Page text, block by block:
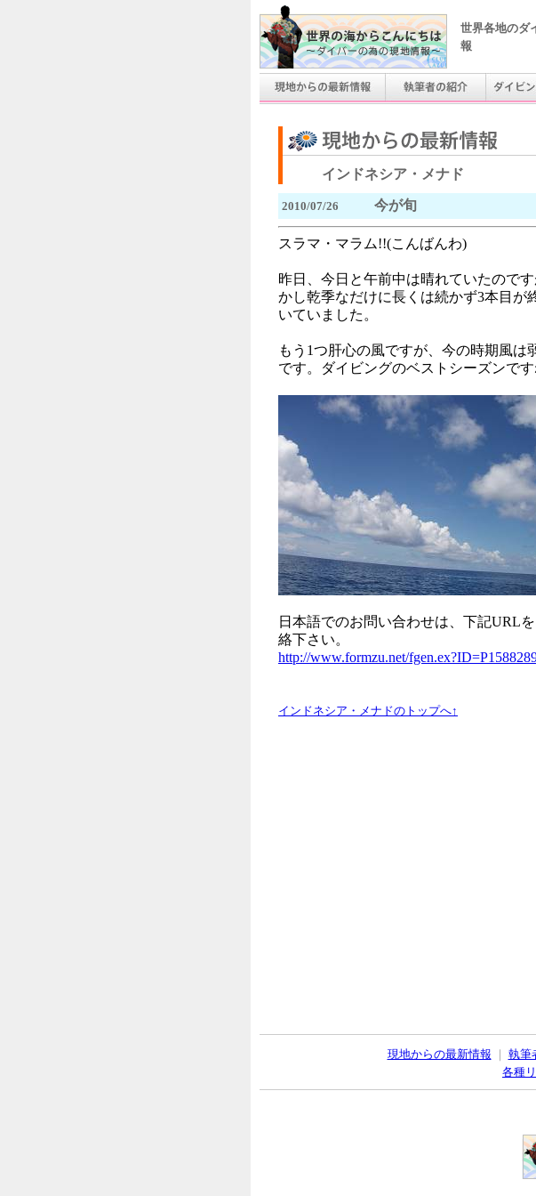
世界各地のダ
報
インドネシア・メナド
2010/07/26 今が旬
スラマ・マラム!!(こんばんわ)
昨日、今日と午前中は晴れていたので
かし乾季なだけに長くは続かず3本目が
いていました。
もう1つ肝心の風ですが、今の時期風は
です。ダイビングのベストシーズンです
日本語でのお問い合わせは、下記URL
絡下さい。
http://www.formzu.net/
インドネシア・メナドのトップへ↑
現地からの最新情報 執筆
各種